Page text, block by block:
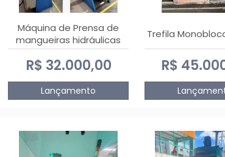
Máquina de Prensa de
mangueiras hidráulicas
PE50TF - 2017
R$ 32.000,00
Lançamento
Trefila
R$